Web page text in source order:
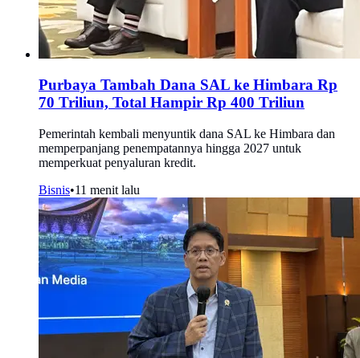
Purbaya Tambah Dana SAL ke Himbara Rp
70 Triliun, Total Hampir Rp 400 Triliun
Pemerintah kembali menyuntik dana SAL ke Himbara dan
memperpanjang penempatannya hingga 2027 untuk
memperkuat penyaluran kredit.
Bisnis•11 menit lalu